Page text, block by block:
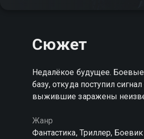
Сюжет
Недалёкое будущее. Боевые
базу, откуда поступил
выжившие заражены
Жанр
Фантастика, Триллер, Боевик